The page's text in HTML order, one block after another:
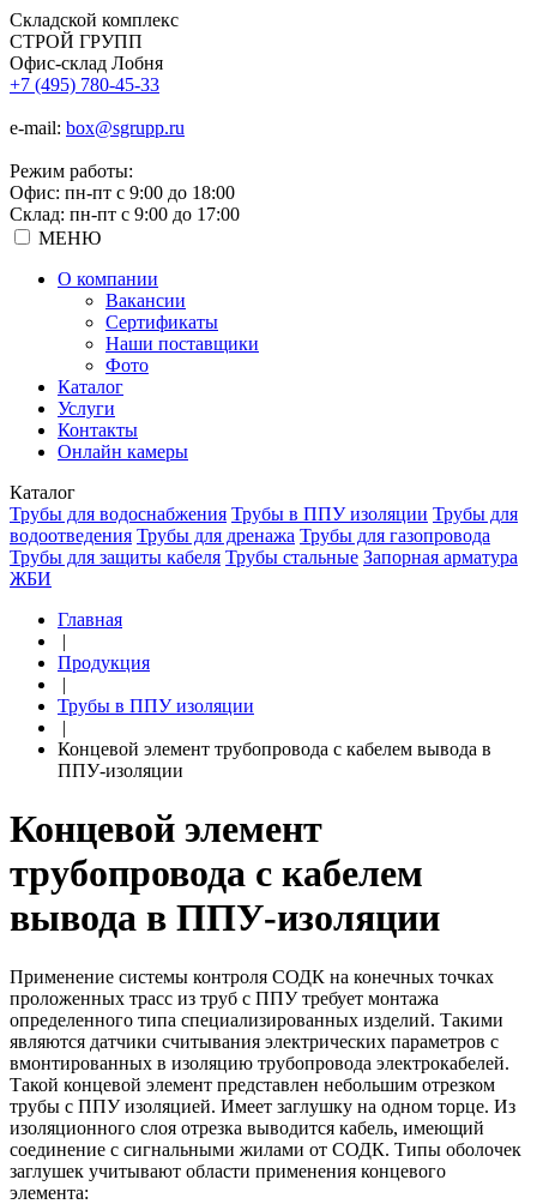
Складской комплекс
СТРОЙ ГРУПП
Офис-склад Лобня
+7 (495) 780-45-33
e-mail: box@sgrupp.ru
Режим работы:
Офис: пн-пт с 9:00 до 18:00
Склад: пн-пт с 9:00 до 17:00
МЕНЮ
О компании
Вакансии
Сертификаты
Наши поставщики
Фото
Каталог
Услуги
Контакты
Онлайн камеры
Каталог
Трубы для водоснабжения Трубы в ППУ изоляции Трубы для
водоотведения Трубы для дренажа Трубы для газопровода
Трубы для защиты кабеля Трубы стальные Запорная арматура
ЖБИ
Главная
|
Продукция
|
Трубы в ППУ изоляции
|
Концевой элемент трубопровода с кабелем вывода в
ППУ-изоляции
Концевой элемент
трубопровода с кабелем
вывода в ППУ-изоляции
Применение системы контроля СОДК на конечных точках
проложенных трасс из труб с ППУ требует монтажа
определенного типа специализированных изделий. Такими
являются датчики считывания электрических параметров с
вмонтированных в изоляцию трубопровода электрокабелей.
Такой концевой элемент представлен небольшим отрезком
трубы с ППУ изоляцией. Имеет заглушку на одном торце. Из
изоляционного слоя отрезка выводится кабель, имеющий
соединение с сигнальными жилами от СОДК. Типы оболочек
заглушек учитывают области применения концевого
элемента: